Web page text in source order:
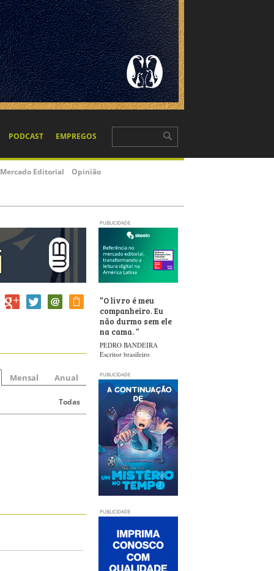
PODCAST EMPREGOS
Mercado Editorial Opinião
PUBLICIDADE
Mensal Anual
Todas
“O livro é meu
companheiro. Eu
não durmo sem ele
na cama.”
PEDRO BANDEIRA
Escritor brasileiro
PUBLICIDADE
PUBLICIDADE